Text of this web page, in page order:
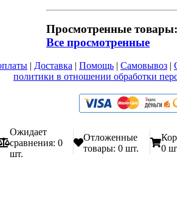
Просмотренные товары:
Все просмотренные
| Доставка | Помощь | Самовывоз |
политики в отношении обработки
Ожидает
сравнения: 0
шт.
Отложенные
товары: 0 шт.
0